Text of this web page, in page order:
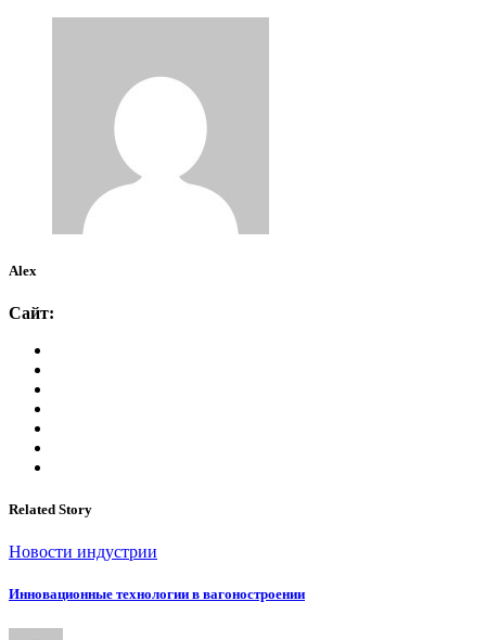
Alex
Сайт:
Related Story
Новости индустрии
Инновационные технологии в вагоностроении